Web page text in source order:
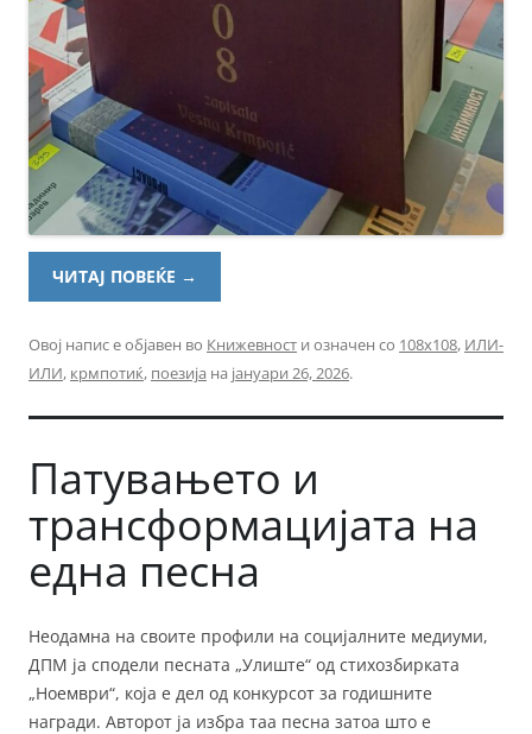
ЧИТАЈ ПОВЕЌЕ →
Овој напис е објавен во Книжевност и означен со 108x108, ИЛИ-
ИЛИ, крмпотиќ, поезија на јануари 26, 2026.
Патувањето и
трансформацијата на
една песна
Неодамна на своите профили на социјалните медиуми,
ДПМ ја сподели песната „Улиште“ од стихозбирката
„Ноември“, која е дел од конкурсот за годишните
награди. Aвторот ја избра таа песна затоа што е